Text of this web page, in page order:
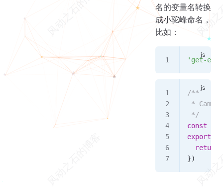
名的变量名转换
成小驼峰命名，
比如：
'get-
/**
*
*/
const
export
  return
})